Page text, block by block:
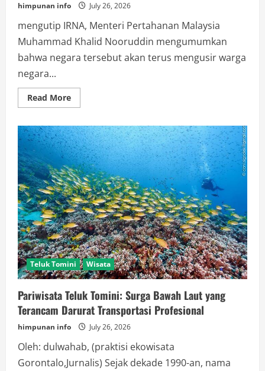
himpunan info July 26, 2026
mengutip IRNA, Menteri Pertahanan Malaysia
Muhammad Khalid Nooruddin mengumumkan
bahwa negara tersebut akan terus mengusir warga
negara...
Read MoreRead
more
Lanjutkan
Pengusiran
Warga
Israel
Teluk Tomini Wisata
Pariwisata Teluk Tomini: Surga Bawah Laut yang
Terancam Darurat Transportasi Profesional
himpunan info July 26, 2026
Oleh: dulwahab, (praktisi ekowisata
Gorontalo,Jurnalis) Sejak dekade 1990-an, nama